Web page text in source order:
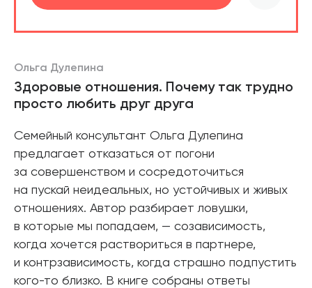
В корзине
Ольга Дулепина
Здоровые отношения. Почему так трудно
просто любить друг друга
Семейный консультант Ольга Дулепина
предлагает отказаться от погони
за совершенством и сосредоточиться
на пускай неидеальных, но устойчивых и живых
отношениях. Автор разбирает ловушки,
в которые мы попадаем, — созависимость,
когда хочется раствориться в партнере,
и контрзависимость, когда страшно подпустить
кого-то близко. В книге собраны ответы